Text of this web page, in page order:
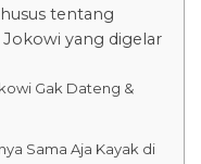
tentang
Jokowi yang digelar
Gak Dateng &
Sama Aja Kayak di